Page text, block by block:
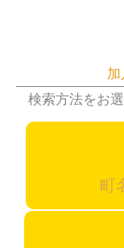
検索方法をお
町